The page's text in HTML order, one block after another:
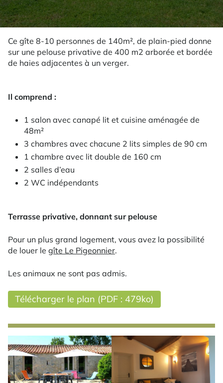
Ce gîte 8-10 personnes de 140m², de plain-pied donne
sur une pelouse privative de 400 m2 arborée et bordée
de haies adjacentes à un verger.
Il comprend :
1 salon avec canapé lit et cuisine aménagée de
48m²
3 chambres avec chacune 2 lits simples de 90 cm
1 chambre avec lit double de 160 cm
2 salles d’eau
2 WC indépendants
Terrasse privative, donnant sur pelouse
Pour un plus grand logement, vous avez la possibilité
de louer le gîte Le Pigeonnier.
Les animaux ne sont pas admis.
Télécharger le plan (PDF : 479ko)